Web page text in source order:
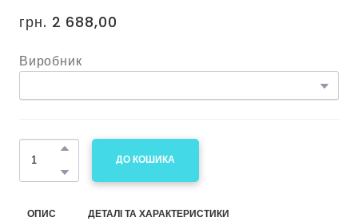
грн. 2 688,00
Виробник
ДО КОШИКА
ОПИС ДЕТАЛІ ТА ХАРАКТЕРИСТИКИ